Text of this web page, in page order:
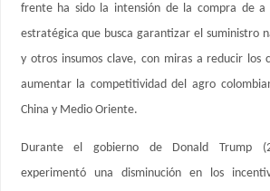
frente ha sido la intensión de la compra de a
estratégica que busca garantizar el suministro
y otros insumos clave, con miras a reducir los
aumentar la competitividad del agro
China y Medio Oriente.
Durante el gobierno de Donald Trump
experimentó una disminución en los